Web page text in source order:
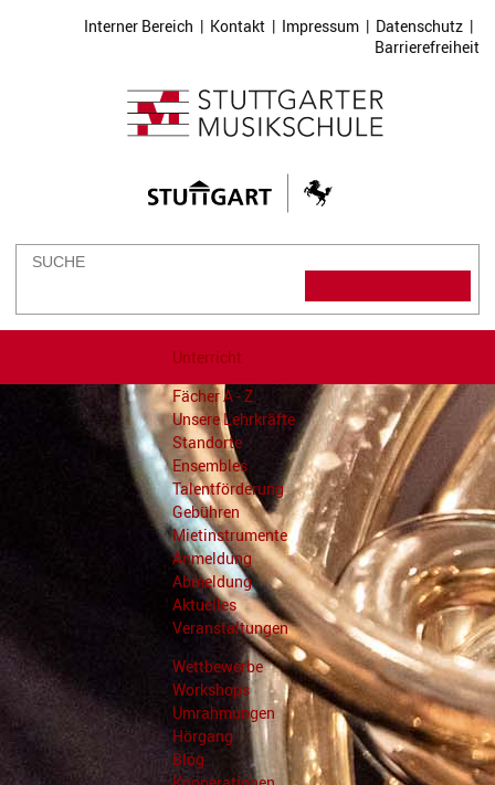
Interner Bereich | Kontakt | Impressum | Datenschutz |
Barrierefreiheit
Unterricht
Fächer A - Z
Unsere Lehrkräfte
Standorte
Ensembles
Talentförderung
Gebühren
Mietinstrumente
Anmeldung
Abmeldung
Aktuelles
Veranstaltungen
Wettbewerbe
Workshops
Umrahmungen
Hörgang
Blog